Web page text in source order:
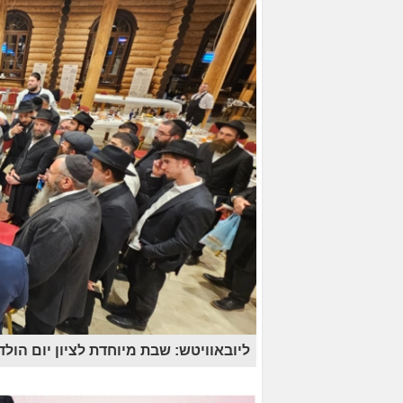
ליובאוויטש: שבת מיוחדת לציון יום הולדת 80 לרב יצחק